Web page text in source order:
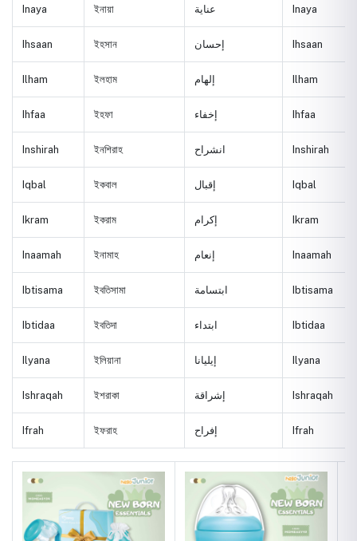
Inaya ইনায়া عناية Inaya
Ihsaan ইহসান إحسان Ihsaan
Ilham ইলহাম إلهام Ilham
Ihfaa ইহফা إخفاء Ihfaa
Inshirah ইনশিরাহ انشراح Inshirah
Iqbal ইকবাল إقبال Iqbal
Ikram ইকরাম إكرام Ikram
Inaamah ইনামাহ إنعام Inaamah
Ibtisama ইবতিসামা ابتسامة Ibtisama
Ibtidaa ইবতিদা ابتداء Ibtidaa
Ilyana ইলিয়ানা إيليانا Ilyana
Ishraqah ইশরাকা إشراقة Ishraqah
Ifrah ইফরাহ إفراح Ifrah